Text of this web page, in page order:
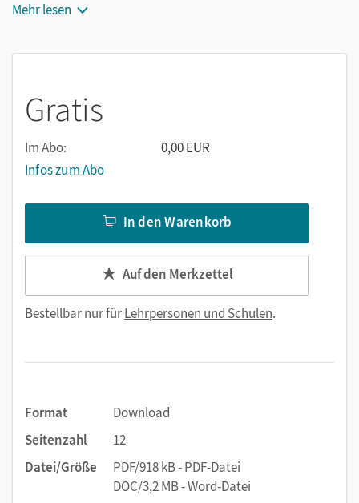
"Molekulargenetik", Abschnitt "Krebs" mit dem aktuellen
Krebs
Mehr lesen
Gratis
Im Abo:
0,00 EUR
Infos zum Abo
In den Warenkorb
Auf den Merkzettel
Bestellbar nur fürLehrpersonen und Schulen.
Format
Download
Seitenzahl
12
Datei/Größe
PDF/918 kB - PDF-Datei
DOC/3,2 MB - Word-Datei